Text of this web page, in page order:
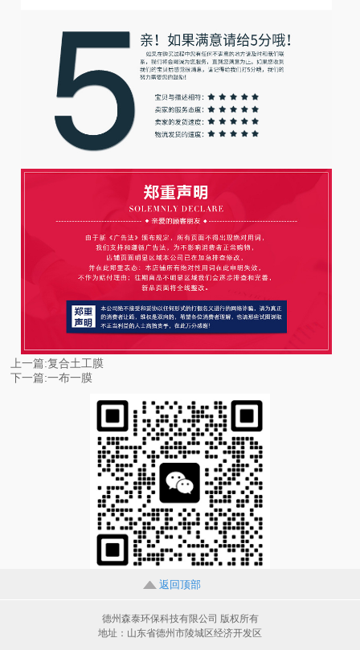
上一篇:复合土工膜
下一篇:一布一膜
返回顶部
德州森泰环保科技有限公司 版权所有
地址：山东省德州市陵城区经济开发区